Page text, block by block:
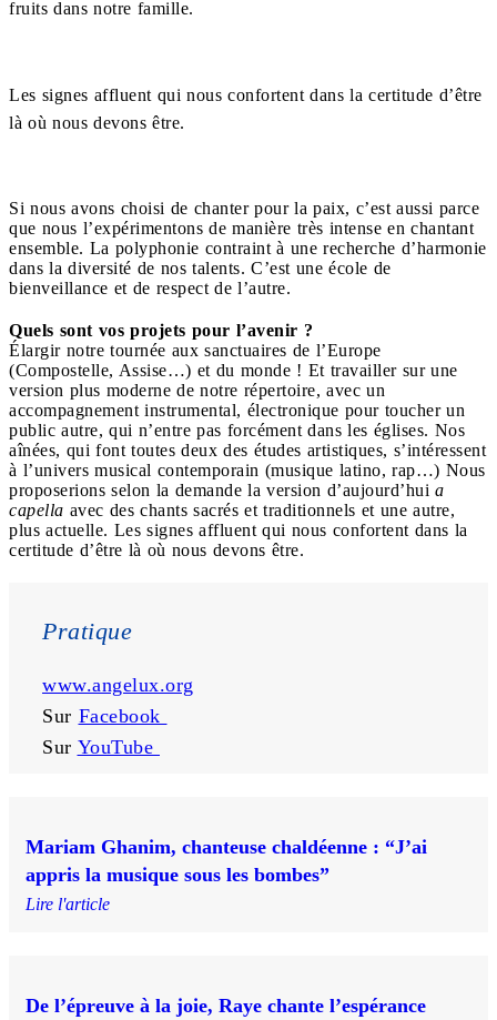
fruits dans notre famille.
Les signes affluent qui nous confortent dans la certitude d’être
là où nous devons être.
Si nous avons choisi de chanter pour la paix, c’est aussi parce
que nous l’expérimentons de manière très intense en chantant
ensemble. La polyphonie contraint à une recherche d’harmonie
dans la diversité de nos talents. C’est une école de
bienveillance et de respect de l’autre.
Quels sont vos projets pour l’avenir ?
Élargir notre tournée aux sanctuaires de l’Europe
(Compostelle, Assise…) et du monde ! Et travailler sur une
version plus moderne de notre répertoire, avec un
accompagnement instrumental, électronique pour toucher un
public autre, qui n’entre pas forcément dans les églises. Nos
aînées, qui font toutes deux des études artistiques, s’intéressent
à l’univers musical contemporain (musique latino, rap…) Nous
proposerions selon la demande la version d’aujourd’hui a
capella avec des chants sacrés et traditionnels et une autre,
plus actuelle. Les signes affluent qui nous confortent dans la
certitude d’être là où nous devons être.
Pratique
www.angelux.org
Sur Facebook
Sur YouTube
Mariam Ghanim, chanteuse chaldéenne : “J’ai
appris la musique sous les bombes”
Lire l'article
De l’épreuve à la joie, Raye chante l’espérance